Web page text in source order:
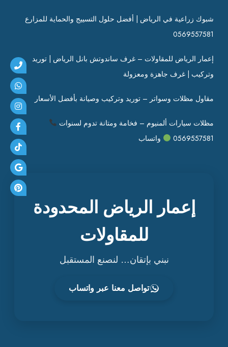
شبوك زراعية في الرياض | أفضل حلول التسييج والحماية للمزارع
0569557581
إعمار الرياض للمقاولات – غرف ساندوتش بانل الرياض | توريد
وتركيب | غرف جاهزة ومعزولة
مقاول مظلات وسواتر – توريد وتركيب وصيانة بأفضل الأسعار
مظلات سيارات ألمنيوم – فخامة ومتانة تدوم لسنوات
0569557581
واتساب
إعمار الرياض المحدودة
للمقاولات
نبني بإتقان… لنصنع المستقبل
تواصل معنا عبر واتساب